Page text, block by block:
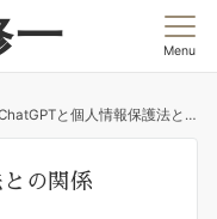
一 Menu
と個人情報保護法との関係
の関係